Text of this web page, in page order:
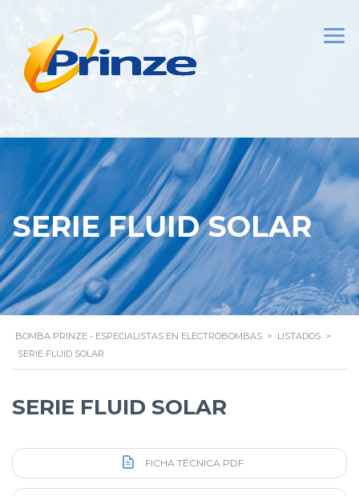
SERIE FLUID SOLAR
BOMBA PRINZE - ESPECIALISTAS EN ELECTROBOMBAS > LISTADOS >
SERIE FLUID SOLAR
SERIE FLUID SOLAR
FICHA TÉCNICA PDF